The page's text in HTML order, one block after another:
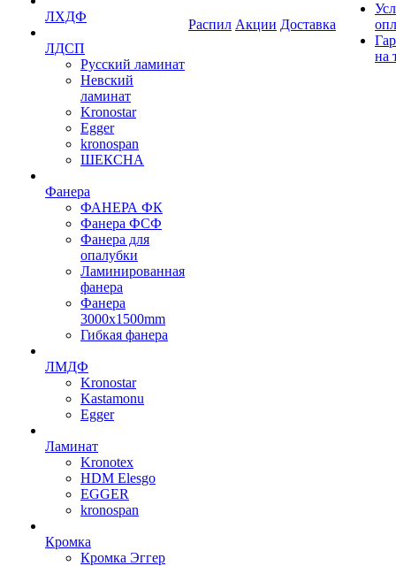
ЛХДФ
ЛДСП
Русский ламинат
Невский
ламинат
Kronostar
Egger
kronospan
ШЕКСНА
Фанера
ФАНЕРА ФК
Фанера ФСФ
Фанера для
опалубки
Ламинированная
фанера
Фанера
3000х1500mm
Гибкая фанера
ЛМДФ
Kronostar
Kastamonu
Egger
Ламинат
Kronotex
HDM Elesgo
EGGER
kronospan
Кромка
Кромка Эггер
Распил Акции Доставка
на